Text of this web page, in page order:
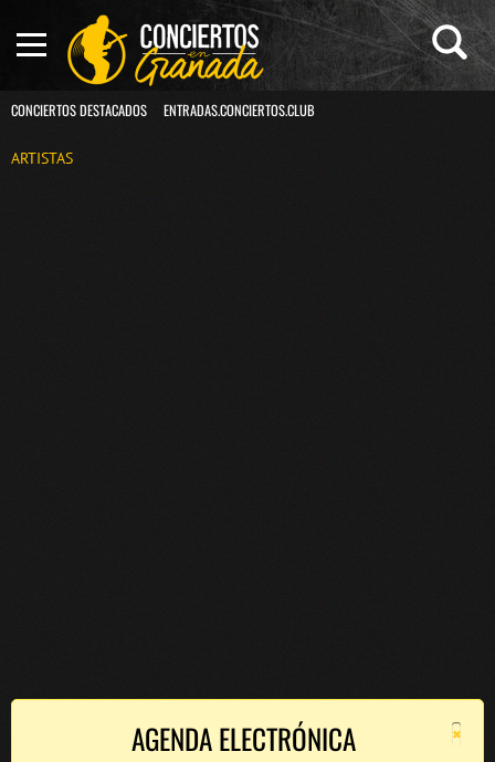
CONCIERTOS DESTACADOS ENTRADAS.CONCIERTOS.CLUB
ARTISTAS
×
AGENDA ELECTRÓNICA